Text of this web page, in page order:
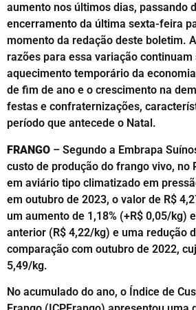
aumento nos últimos dias, passando
encerramento da última sexta-feira
momento da redação deste boletim.
razões para essa variação continuam
aquecimento temporário da
de fim de ano e o crescimento na
festas e confraternizações,
período que antecede o Natal.
FRANGO – Segundo a Embrapa
custo de produção do frango vivo, no
em aviário tipo climatizado em
em outubro de 2023, o valor de R$
um aumento de 1,18% (+R$ 0,05/kg)
anterior (R$ 4,22/kg) e uma redução
comparação com outubro de 2022,
5,49/kg.
No acumulado do ano, o Índice de